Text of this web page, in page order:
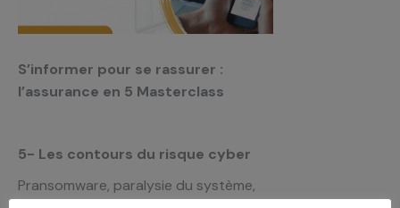
S’informer pour se rassurer :
l’assurance en 5 Masterclass
5- Les contours du risque cyber
Pransomware, paralysie du système,